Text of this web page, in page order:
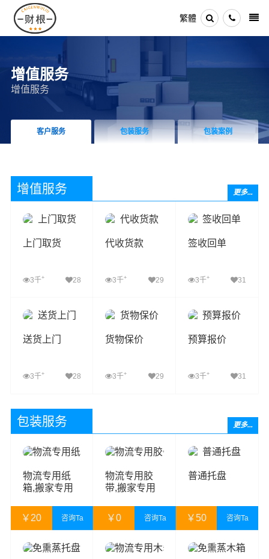
繁體
增值服务
增值服务
客户服务 包装服务 包装案例
更多...
增值服务
上门取货
3千+ 28
查看详细
代收货款
3千+ 29
查看详细
签收回单
3千+ 31
查看详细
送货上门
3千+ 28
货物保价
3千+ 29
预算报价
3千+ 31
更多...
包装服务
物流专用纸
箱,搬家专用
箱,搬家纸箱,
搬家打包纸箱
￥ 20
￥30
咨询Ta
物流专用胶
带,搬家专用
带,封箱胶带
￥0
￥10
咨询Ta
普通托盘
￥50
￥60
咨询Ta